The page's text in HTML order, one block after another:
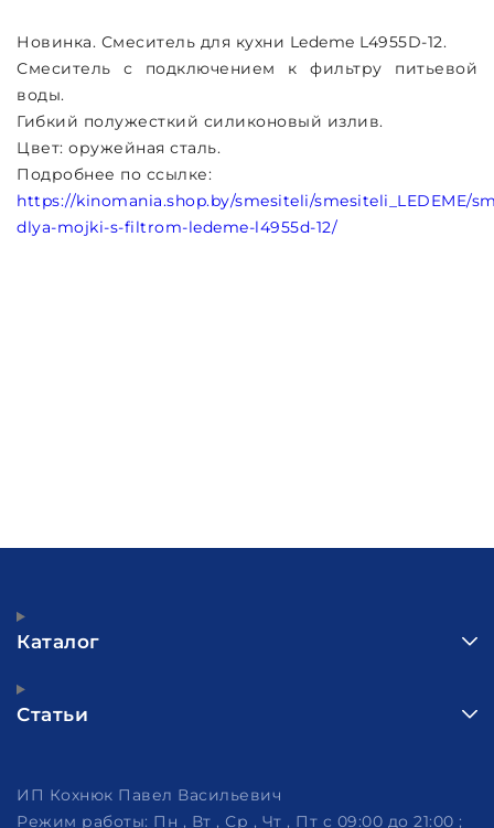
Новинка. Смеситель для кухни Ledeme L4955D-12.
Смеситель с подключением к фильтру питьевой
воды.
Гибкий полужесткий силиконовый излив.
Цвет: оружейная сталь.
Подробнее по ссылке:
https://kinomania.shop.by/smesiteli/smesiteli_LEDEME/
dlya-mojki-s-filtrom-ledeme-l4955d-12/
Каталог
Статьи
ИП Кохнюк Павел Васильевич
Режим работы: Пн , Вт , Ср , Чт , Пт c 09:00 до 21:00 ;